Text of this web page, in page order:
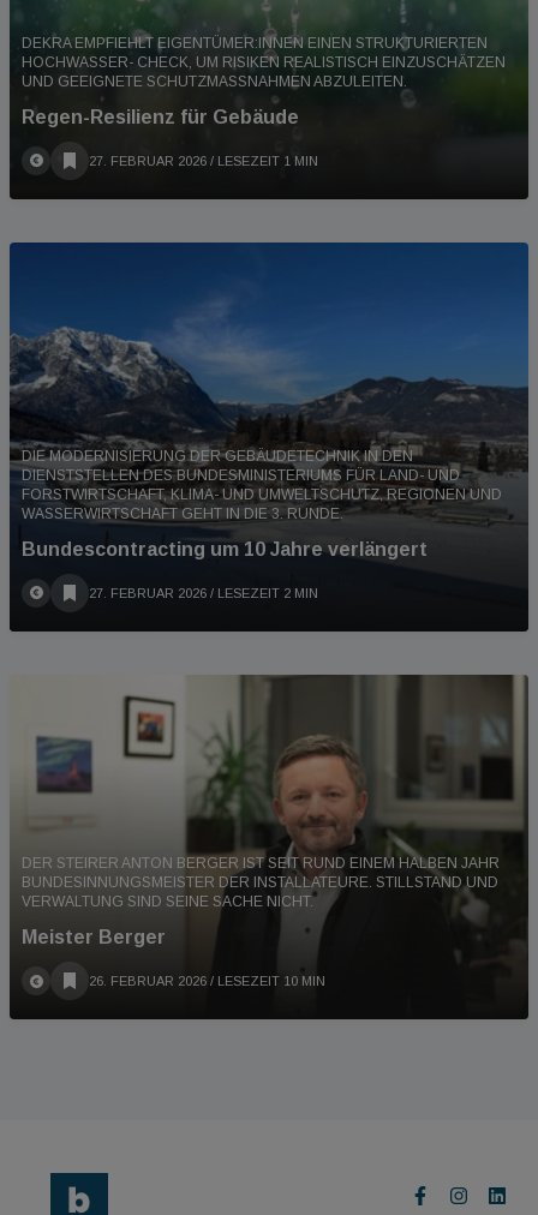
DEKRA EMPFIEHLT EIGENTÜMER:INNEN EINEN STRUKTURIERTEN
HOCHWASSER- CHECK, UM RISIKEN REALISTISCH EINZUSCHÄTZEN
UND GEEIGNETE SCHUTZMASSNAHMEN ABZULEITEN.
Regen-Resilienz für Gebäude
27. FEBRUAR 2026 / LESEZEIT 1 MIN
DIE MODERNISIERUNG DER GEBÄUDETECHNIK IN DEN
DIENSTSTELLEN DES BUNDESMINISTERIUMS FÜR LAND- UND
FORSTWIRTSCHAFT, KLIMA- UND UMWELTSCHUTZ, REGIONEN UND
WASSERWIRTSCHAFT GEHT IN DIE 3. RUNDE.
Bundescontracting um 10 Jahre verlängert
27. FEBRUAR 2026 / LESEZEIT 2 MIN
DER STEIRER ANTON BERGER IST SEIT RUND EINEM HALBEN JAHR
BUNDESINNUNGSMEISTER DER INSTALLATEURE. STILLSTAND UND
VERWALTUNG SIND SEINE SACHE NICHT.
Meister Berger
26. FEBRUAR 2026 / LESEZEIT 10 MIN